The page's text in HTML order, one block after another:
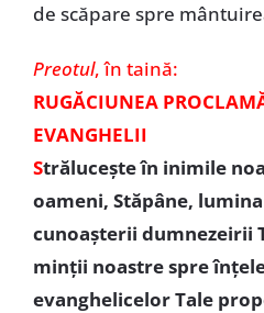
de scăpare spre
Preotul, în taină:
RUGĂCIUNEA
EVANGHELII
Strălucește în inimile
oameni, Stăpâne,
cunoașterii dumnezeirii
minții noastre spre
evanghelicelor Tale